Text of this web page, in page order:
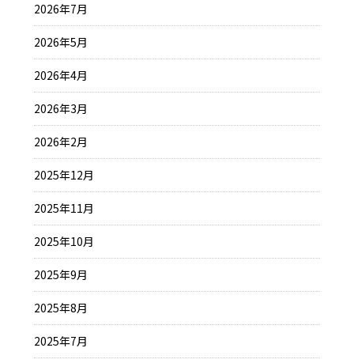
2026年7月
2026年5月
2026年4月
2026年3月
2026年2月
2025年12月
2025年11月
2025年10月
2025年9月
2025年8月
2025年7月